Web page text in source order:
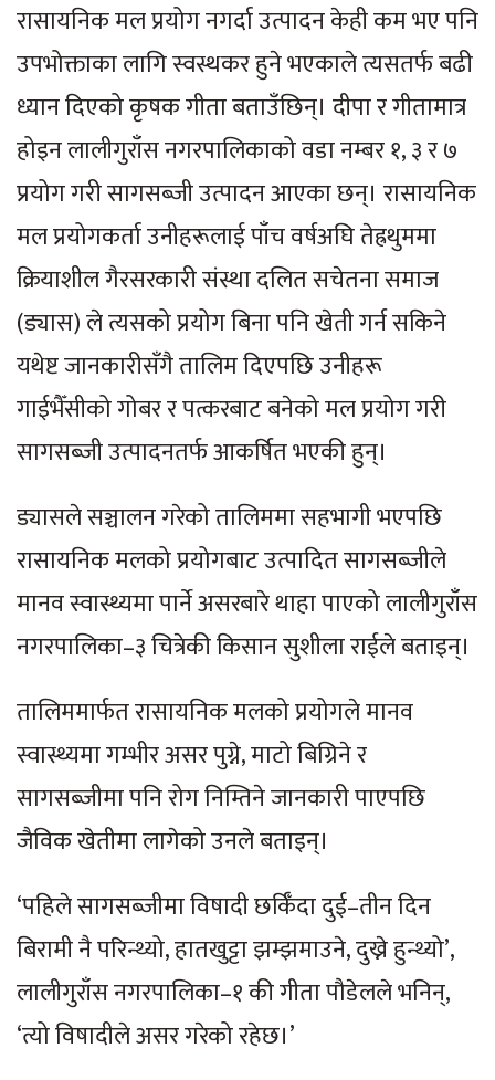
रासायनिक मल प्रयोग नगर्दा उत्पादन केही कम भए पनि
उपभोक्ताका लागि स्वस्थकर हुने भएकाले त्यसतर्फ बढी
ध्यान दिएको कृषक गीता बताउँछिन्। दीपा र गीतामात्र
होइन लालीगुराँस नगरपालिकाको वडा नम्बर १, ३ र ७
प्रयोग गरी सागसब्जी उत्पादन आएका छन्। रासायनिक
मल प्रयोगकर्ता उनीहरूलाई पाँच वर्षअघि तेह्रथुममा
क्रियाशील गैरसरकारी संस्था दलित सचेतना समाज
(ड्यास) ले त्यसको प्रयोग बिना पनि खेती गर्न सकिने
यथेष्ट जानकारीसँगै तालिम दिएपछि उनीहरू
गाईभैँसीको गोबर र पत्करबाट बनेको मल प्रयोग गरी
सागसब्जी उत्पादनतर्फ आकर्षित भएकी हुन्।
ड्यासले सञ्चालन गरेको तालिममा सहभागी भएपछि
रासायनिक मलको प्रयोगबाट उत्पादित सागसब्जीले
मानव स्वास्थ्यमा पार्ने असरबारे थाहा पाएको लालीगुराँस
नगरपालिका–३ चित्रेकी किसान सुशीला राईले बताइन्।
तालिममार्फत रासायनिक मलको प्रयोगले मानव
स्वास्थ्यमा गम्भीर असर पुग्ने, माटो बिग्रिने र
सागसब्जीमा पनि रोग निम्तिने जानकारी पाएपछि
जैविक खेतीमा लागेको उनले बताइन्।
‘पहिले सागसब्जीमा विषादी छर्किँदा दुई–तीन दिन
बिरामी नै परिन्थ्यो, हातखुट्टा झम्झमाउने, दुख्ने हुन्थ्यो’,
लालीगुराँस नगरपालिका–१ की गीता पौडेलले भनिन्,
‘त्यो विषादीले असर गरेको रहेछ।’